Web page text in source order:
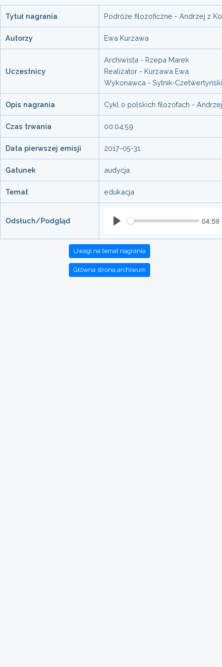
Tytuł nagrania Podróże filozoficzne - Andrzej z
Autorzy Ewa Kurzawa
Uczestnicy
Archiwista - Rzepa Marek
Realizator - Kurzawa Ewa
Wykonawca - Sytnik-
Opis nagrania Cykl o polskich filozofach -
Czas trwania 00:04:59
Data pierwszej emisji 2017-05-31
Gatunek audycja
Temat edukacja
Odsłuch/Podgląd 04:59
Uwagi na temat nagrania
Główna strona archiwum